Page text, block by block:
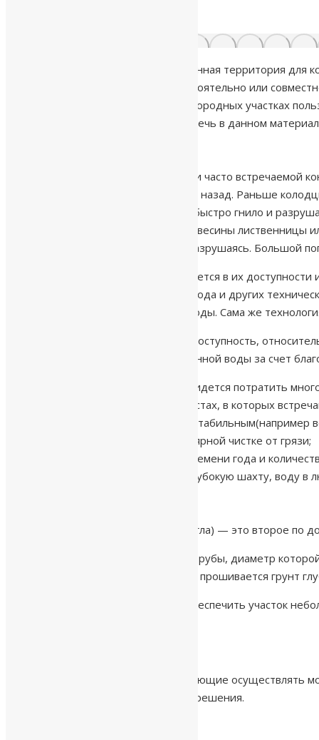
Возводя загородный дом, отведенная территория для
таких случаях, как правило, самостоятельно или
конструкций, позволяющих на загородных участках
установки. Именно о них пойдет речь в данном
Колодец является самой простой и часто
постройки придумали много веков назад. Раньше
Дерево быстро впитывало влагу, быстро гнило и
заключается в использовании древесины
воздействие воды, при этом не разрушаясь. Большой
Преимущество колодцев заключается в их
она используется для полива огорода и других
есть шанс добраться до чистой воды. Сама же
Преимуществ у колодцев масса: доступность,
легко пополняют объемы извлеченной воды за счет
Для возведения колодца придется потратить
колодцы не сооружают в местах, в которых
объем воды может быть нестабильным(например
колодцы нуждаются в регулярной чистке от грязи;
качество воды зависит от времени года и
даже если колодец имеет глубокую шахту, воду
Абиссинский колодец (скважина игла) — это второе
Абиссинский колодец состоит из трубы, диаметр
установки специальным снарядом прошивается грунт
Абиссинский колодец способен обеспечить участок
скромные габариты, позволяющие осуществлять
для установки не нужны разрешения.